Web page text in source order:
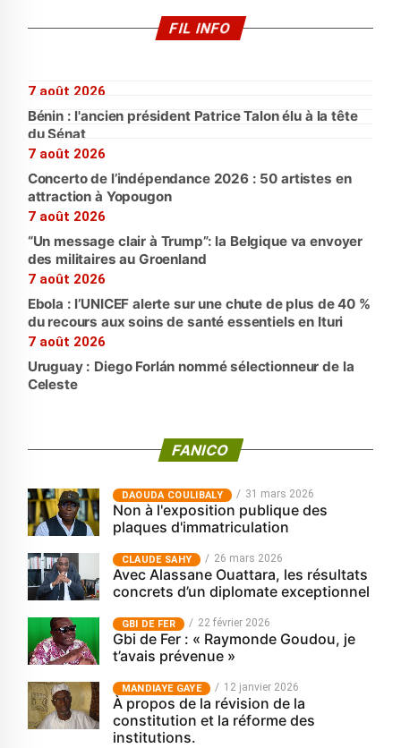
FIL INFO
7 août 2026
Bénin : l'ancien président Patrice Talon élu à la tête
du Sénat
7 août 2026
Concerto de l’indépendance 2026 : 50 artistes en
attraction à Yopougon
7 août 2026
“Un message clair à Trump”: la Belgique va envoyer
des militaires au Groenland
7 août 2026
Ebola : l’UNICEF alerte sur une chute de plus de 40 %
du recours aux soins de santé essentiels en Ituri
7 août 2026
Uruguay : Diego Forlán nommé sélectionneur de la
Celeste
FANICO
‎DAOUDA COULIBALY 31 mars 2026
Non à l'exposition publique des
plaques d'immatriculation
CLAUDE SAHY 26 mars 2026
Avec Alassane Ouattara, les résultats
concrets d’un diplomate exceptionnel
GBI DE FER 22 février 2026
Gbi de Fer : « Raymonde Goudou, je
t’avais prévenue »
MANDIAYE GAYE 12 janvier 2026
À propos de la révision de la
constitution et la réforme des
institutions.